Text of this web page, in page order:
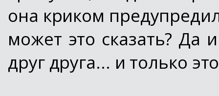
она криком
может это сказать? Да
друг друга... и только